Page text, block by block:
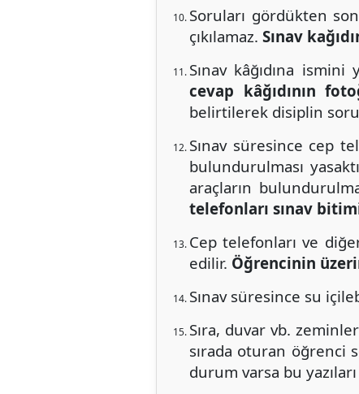
Soruları gördükten
çıkılamaz. Sınav
Sınav kâğıdına
cevap kâğıdının
belirtilerek disiplin
Sınav süresince cep
bulundurulması
araçların
telefonları sınav
Cep telefonları ve
edilir. Öğrencinin
Sınav süresince su
Sıra, duvar vb.
sırada oturan öğrenci
durum varsa bu